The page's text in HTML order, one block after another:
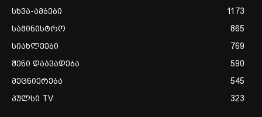
სხვა-ამბები
1173
სამინისტრო
865
სიახლეები
769
შენი დაავადება
590
მეცნიერება
545
პულსი TV
323